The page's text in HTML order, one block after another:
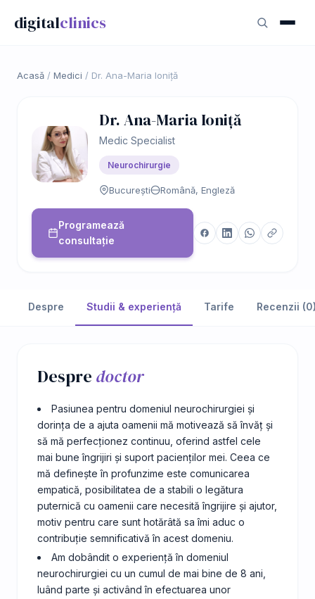
digitalclinics
Acasă / Medici / Dr. Ana-Maria Ioniță
Dr. Ana-Maria Ioniță
Medic Specialist
Neurochirurgie
București Română, Engleză
Programează
consultație
Despre Studii & experiență Tarife Recenzii
Despre doctor
Pasiunea pentru domeniul neurochirurgiei și
dorința de a ajuta oamenii mă motivează să învăț și
să mă perfecționez continuu, oferind astfel cele
mai bune îngrijiri și suport pacienților mei. Ceea ce
mă definește în profunzime este comunicarea
empatică, posibilitatea de a stabili o legătura
puternică cu oamenii care necesită îngrijire și ajutor,
motiv pentru care sunt hotărâtă sa îmi aduc o
contribuție semnificativă în acest domeniu.
Am dobândit o experiență în domeniul
neurochirurgiei cu un cumul de mai bine de 8 ani,
luând parte și activând în efectuarea unor